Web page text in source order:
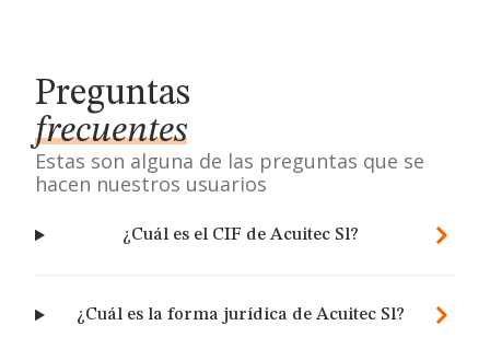
Preguntas
frecuentes
Estas son alguna de las preguntas que se
hacen nuestros usuarios
¿Cuál es el CIF de Acuitec Sl?
¿Cuál es la forma jurídica de Acuitec Sl?